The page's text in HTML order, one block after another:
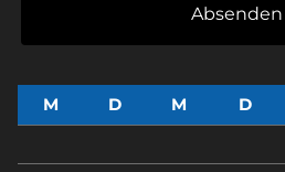
Absenden
M D M D